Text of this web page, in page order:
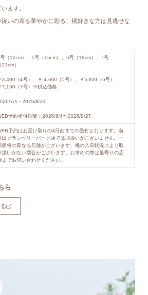
ます。
いの席を華やかに彩る、桃好きな方は見逃せな
（12cm）、5号（15cm）、6号（18cm）、7号
（21cm）
3,400（4号）、￥ 4,600（5号）、￥5,800（6号）、
7,150（7号）※税込価格
7/1～2026/8/31
予約受付期間：2026/6/4〜2026/8/27
予約はお受け取りの4日前までの受付となります。南
田グランベリーパーク店では取扱いがございません。一
価格の異なる店舗がございます。桃の入荷状況により取
扱いがない場合がございます。お求めの際は最寄りの店
までお問い合わせください。
ら